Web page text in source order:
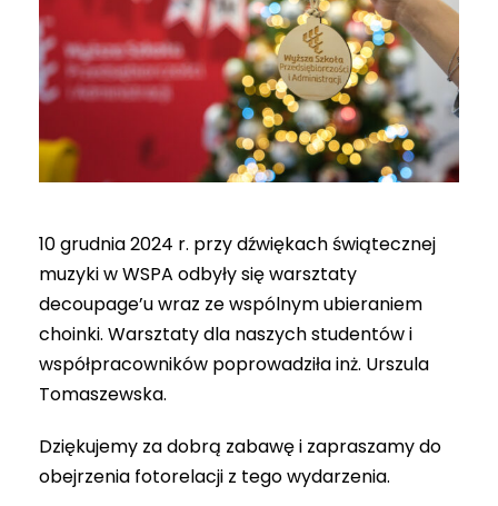
10 grudnia 2024 r. przy dźwiękach świątecznej
muzyki w WSPA odbyły się warsztaty
decoupage’u wraz ze wspólnym ubieraniem
choinki. Warsztaty dla naszych studentów i
współpracowników poprowadziła inż. Urszula
Tomaszewska.
Dziękujemy za dobrą zabawę i zapraszamy do
obejrzenia fotorelacji z tego wydarzenia.